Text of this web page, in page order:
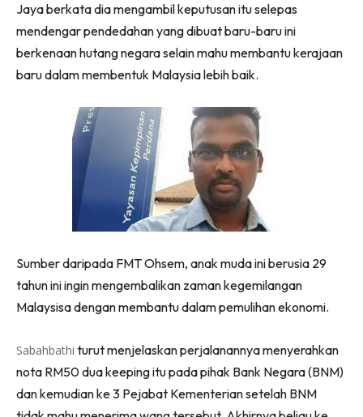
Jaya berkata dia mengambil keputusan itu selepas
mendengar pendedahan yang dibuat baru-baru ini
berkenaan hutang negara selain mahu membantu kerajaan
baru dalam membentuk Malaysia lebih baik.
Sumber daripada FMT Ohsem, anak muda ini berusia 29
tahun ini ingin mengembalikan zaman kegemilangan
Malaysisa dengan membantu dalam pemulihan ekonomi.
Sabahbathi turut menjelaskan perjalanannya menyerahkan
nota RM50 dua keeping itu pada pihak Bank Negara (BNM)
dan kemudian ke 3 Pejabat Kementerian setelah BNM